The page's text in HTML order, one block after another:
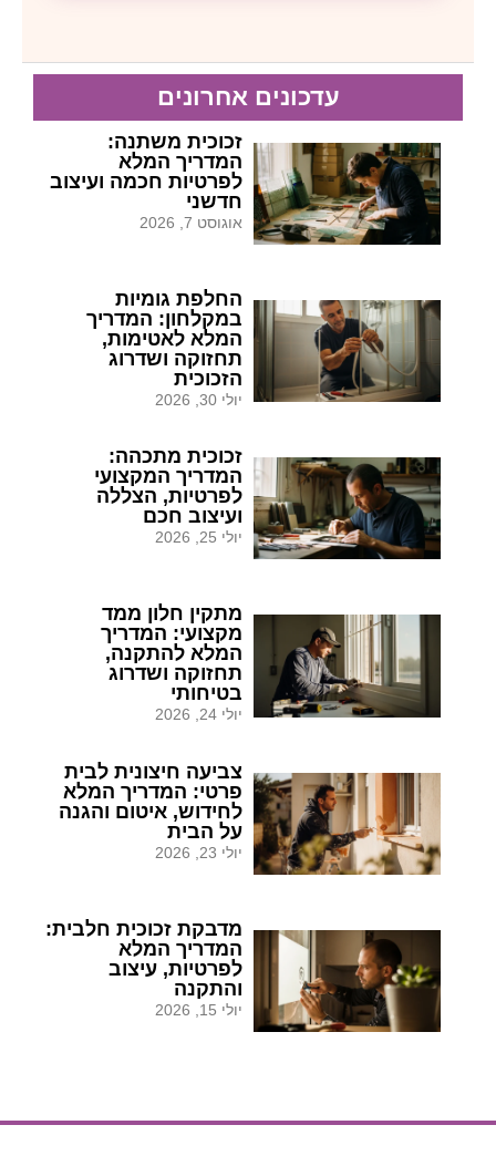
עדכונים אחרונים
זכוכית משתנה:
המדריך המלא
לפרטיות חכמה ועיצוב
חדשני
אוגוסט 7, 2026
החלפת גומיות
במקלחון: המדריך
המלא לאטימות,
תחזוקה ושדרוג
הזכוכית
יולי 30, 2026
זכוכית מתכהה:
המדריך המקצועי
לפרטיות, הצללה
ועיצוב חכם
יולי 25, 2026
מתקין חלון ממד
מקצועי: המדריך
המלא להתקנה,
תחזוקה ושדרוג
בטיחותי
יולי 24, 2026
צביעה חיצונית לבית
פרטי: המדריך המלא
לחידוש, איטום והגנה
על הבית
יולי 23, 2026
מדבקת זכוכית חלבית:
המדריך המלא
לפרטיות, עיצוב
והתקנה
יולי 15, 2026